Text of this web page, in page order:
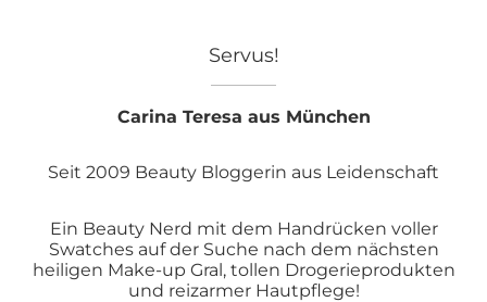
Servus!
Carina Teresa aus München
Seit 2009 Beauty Bloggerin aus Leidenschaft
Ein Beauty Nerd mit dem Handrücken voller
Swatches auf der Suche nach dem nächsten
heiligen Make-up Gral, tollen Drogerieprodukten
und reizarmer Hautpflege!